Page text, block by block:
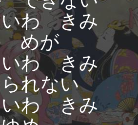
いわ きみ
めが
いわ きみ
れない
いわ きみ